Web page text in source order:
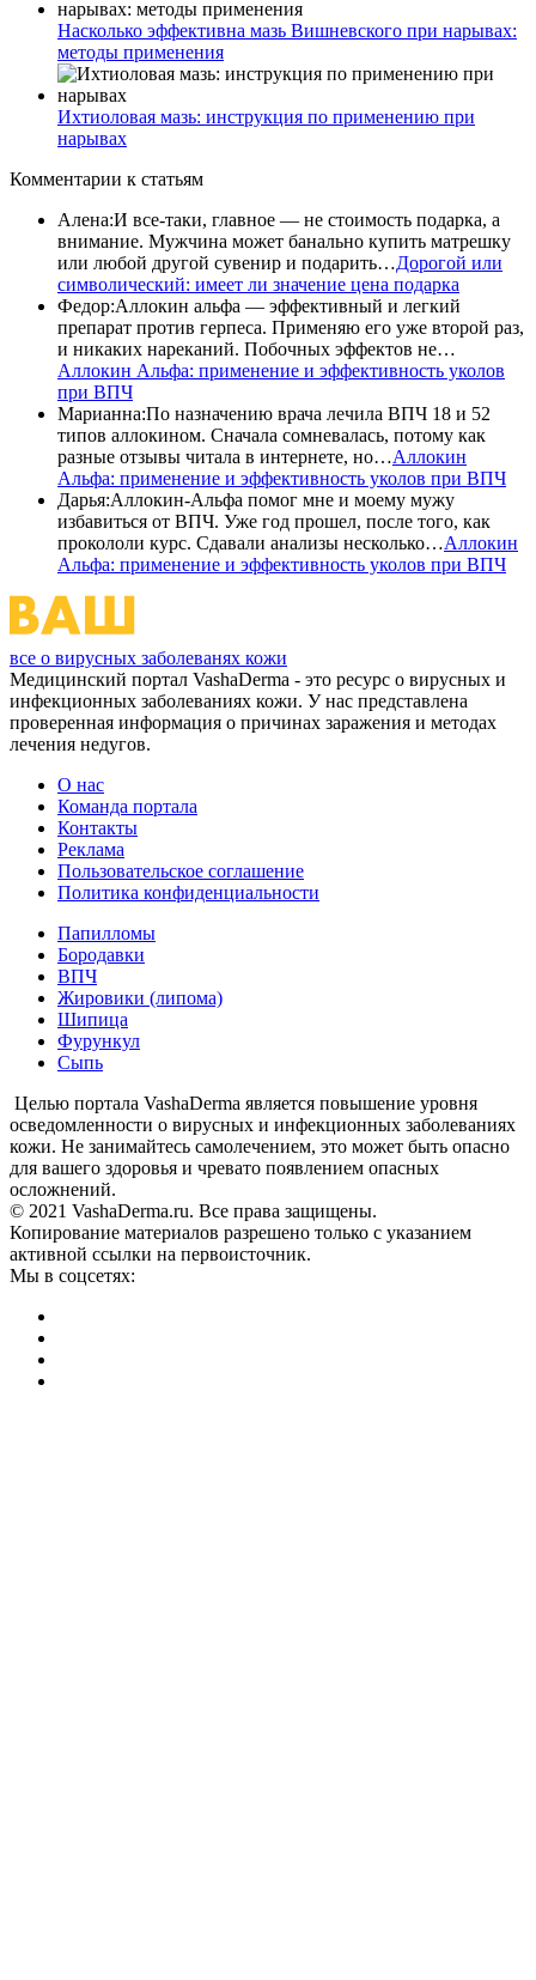
Насколько эффективна мазь Вишневского при нарывах:
методы применения
Ихтиоловая мазь: инструкция по применению при
нарывах
Комментарии к статьям
Алена:И все-таки, главное — не стоимость подарка, а
внимание. Мужчина может банально купить матрешку
или любой другой сувенир и подарить…Дорогой или
символический: имеет ли значение цена подарка
Федор:Аллокин альфа — эффективный и легкий
препарат против герпеса. Применяю его уже второй раз,
и никаких нареканий. Побочных эффектов не…
Аллокин Альфа: применение и эффективность уколов
при ВПЧ
Марианна:По назначению врача лечила ВПЧ 18 и 52
типов аллокином. Сначала сомневалась, потому как
разные отзывы читала в интернете, но…Аллокин
Альфа: применение и эффективность уколов при ВПЧ
Дарья:Аллокин-Альфа помог мне и моему мужу
избавиться от ВПЧ. Уже год прошел, после того, как
прокололи курс. Сдавали анализы несколько…Аллокин
Альфа: применение и эффективность уколов при ВПЧ
все о вирусных заболеванях кожи
Медицинский портал VashaDerma - это ресурс о вирусных и
инфекционных заболеваниях кожи. У нас представлена
проверенная информация о причинах заражения и методах
лечения недугов.
О нас
Команда портала
Контакты
Реклама
Пользовательское соглашение
Политика конфиденциальности
Папилломы
Бородавки
ВПЧ
Жировики (липома)
Шипица
Фурункул
Сыпь
Целью портала VashaDerma является повышение уровня
осведомленности о вирусных и инфекционных заболеваниях
кожи. Не занимайтесь самолечением, это может быть опасно
для вашего здоровья и чревато появлением опасных
осложнений.
© 2021 VashaDerma.ru. Все права защищены.
Копирование материалов разрешено только с указанием
активной ссылки на первоисточник.
Мы в соцсетях: